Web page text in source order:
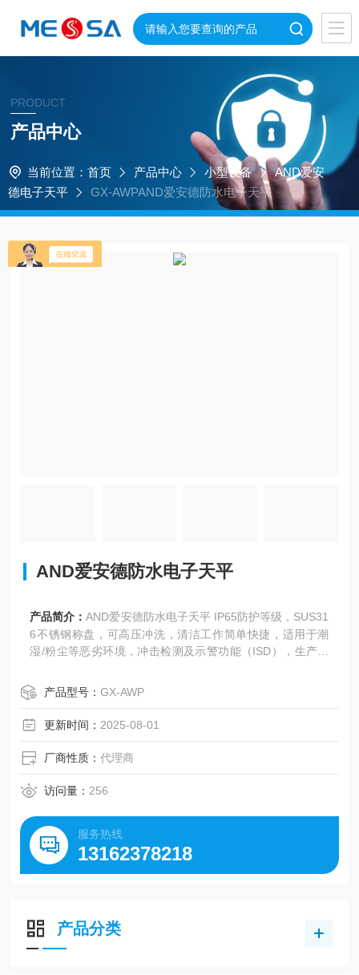
PRODUCT
产品中心
当前位置： 首页 产品中心 小型设备
AND爱安
德电子天平
GX-AWPAND爱安德防水电子天平
AND爱安德防水电子天平
产品简介：AND爱安德防水电子天平 IP65防护等级，SUS31
6不锈钢称盘，可高压冲洗，清洁工作简单快捷，适用于潮
湿/粉尘等恶劣环境，冲击检测及示警功能（ISD），生产线
产品型号：GX-AWP
更新时间： 2025-08-01
厂商性质：代理商
访问量： 256
服务热线
13162378218
产品分类